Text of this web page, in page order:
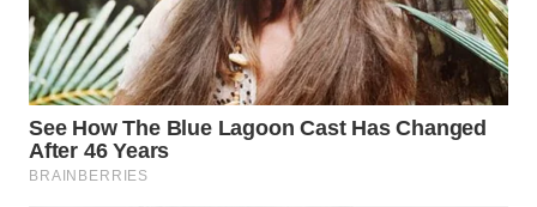
WN
PURWAKARTA
WN
PRIANGAN